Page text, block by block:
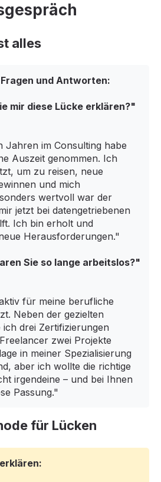
alles
und Antworten:
mir diese Lücke erklären?"
Jahren im Consulting habe
Auszeit genommen. Ich
um zu reisen, neue
und mich
wertvoll war der
jetzt bei datengetriebenen
Ich bin erholt und
Herausforderungen."
Sie so lange arbeitslos?"
für meine berufliche
Neben der gezielten
drei Zertifizierungen
zwei Projekte
in meiner Spezialisierung
aber ich wollte die richtige
irgendeine – und bei Ihnen
Passung."
für Lücken